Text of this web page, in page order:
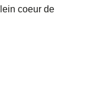
coeur de